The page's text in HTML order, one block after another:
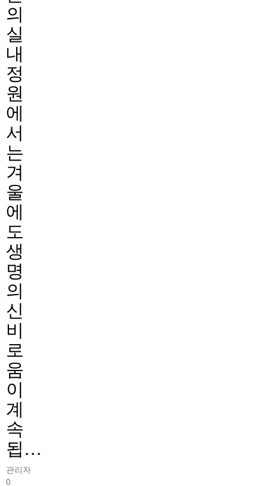
의
실
내
정
원
에
서
는
겨
울
에
도
생
명
의
신
비
로
움
이
계
속
됩…
관리자
0